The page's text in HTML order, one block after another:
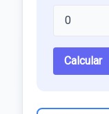
Calcular